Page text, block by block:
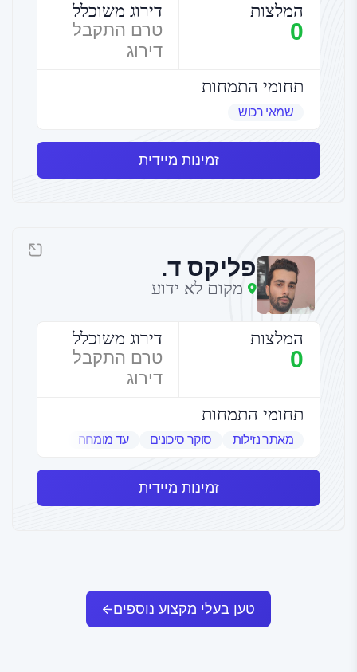
המלצות
0
דירוג משוכלל
טרם התקבל
דירוג
תחומי התמחות
שמאי רכוש
זמינות מיידית
פליקס ד.
מקום לא ידוע
המלצות
0
דירוג משוכלל
טרם התקבל
דירוג
תחומי התמחות
מאתר נזילות סוקר סיכונים עד מומחה
זמינות מיידית
טען בעלי מקצוע נוספים